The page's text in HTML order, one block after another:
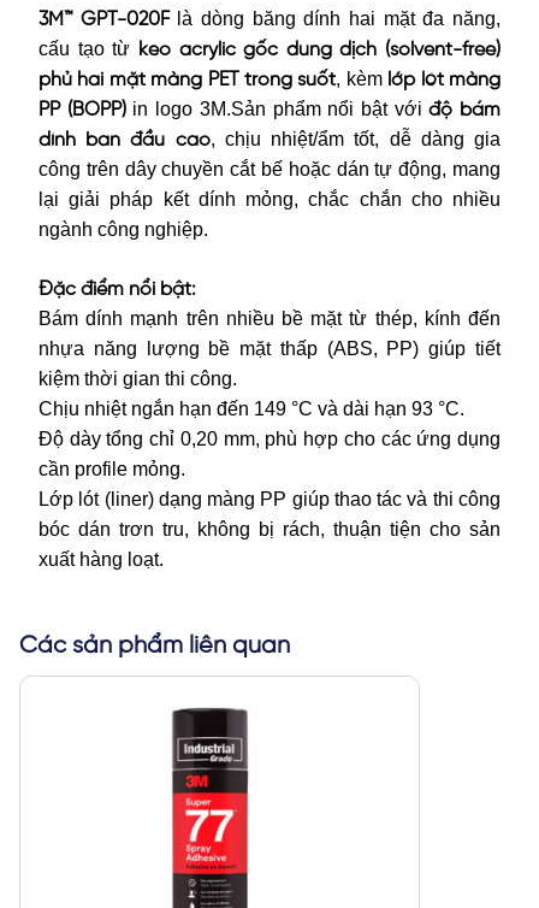
3M™ GPT-020F là dòng băng dính hai mặt đa năng,
cấu tạo từ keo acrylic gốc dung dịch (solvent-free)
phủ hai mặt màng PET trong suốt, kèmlớp lót màng
PP (BOPP)in logo 3M.Sản phẩm nổi bật với độ bám
dính ban đầu cao, chịu nhiệt/ẩm tốt, dễ dàng gia
công trên dây chuyền cắt bế hoặc dán tự động, mang
lại giải pháp kết dính mỏng, chắc chắn cho nhiều
ngành công nghiệp.
Đặc điểm nổi bật:
Bám dính mạnh trên nhiều bề mặt từ thép, kính đến
nhựa năng lượng bề mặt thấp (ABS, PP) giúp tiết
kiệm thời gian thi công.
Chịu nhiệt ngắn hạn đến 149 °C và dài hạn 93 °C.
Độ dày tổng chỉ 0,20 mm, phù hợp cho các ứng dụng
cần profile mỏng.
Lớp lót (liner) dạng màng PP giúp thao tác và thi công
bóc dán trơn tru, không bị rách, thuận tiện cho sản
xuất hàng loạt.
Các sản phẩm liên quan